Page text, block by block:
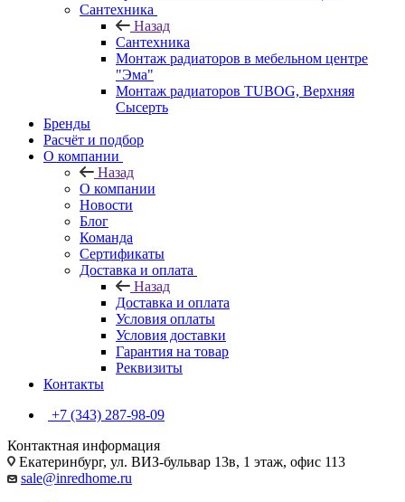
Сантехника
Назад
Сантехника
Монтаж радиаторов в мебельном центре
"Эма"
Монтаж радиаторов TUBOG, Верхняя
Сысерть
Бренды
Расчёт и подбор
О компании
Назад
О компании
Новости
Блог
Команда
Сертификаты
Доставка и оплата
Назад
Доставка и оплата
Условия оплаты
Условия доставки
Гарантия на товар
Реквизиты
Контакты
+7 (343) 287-98-09
Контактная информация
Екатеринбург, ул. ВИЗ-бульвар 13в, 1 этаж, офис 113
sale@inredhome.ru